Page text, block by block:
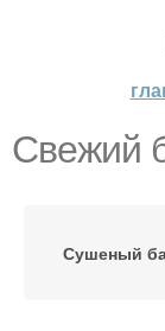
Свежий
Сушеный